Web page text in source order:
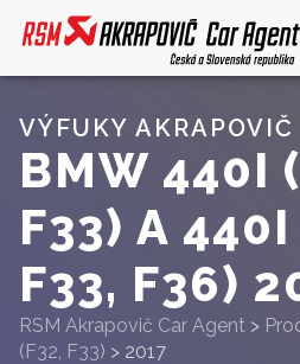
VÝFUKY AKRAPOVIČ
BMW 440I
F33) A 440I
F33, F36)
RSM Akrapovič Car Agent >
(F32, F33) > 2017